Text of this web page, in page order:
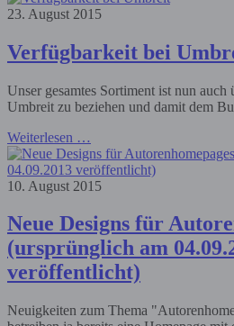
23. August 2015
Verfügbarkeit bei
Unser gesamtes Sortiment ist nun auch
Umbreit zu beziehen und damit dem
Weiterlesen …
10. August 2015
Neue Designs für
(ursprünglich am
veröffentlicht)
Neuigkeiten zum Thema